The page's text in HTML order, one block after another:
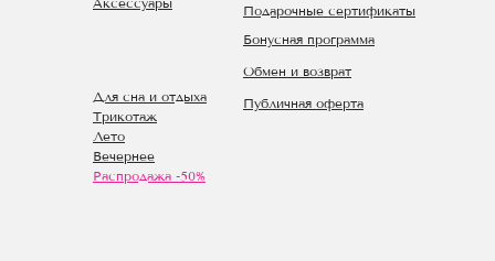
Обмен и возврат
Бонусная программа
Публичная оферта
Подарочные сертификаты
Для сна и отдыха
Трикотаж
Лето
Вечернее
Распродажа -50%